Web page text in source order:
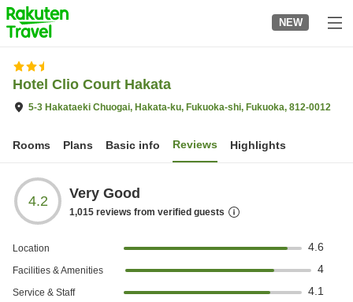
to
top
page
NEW
Hotel Clio Court Hakata
5-3 Hakataeki Chuogai, Hakata-ku, Fukuoka-shi, Fukuoka, 812-0012
Rooms Plans Basic info Reviews Highlights
4.2 Very Good
1,015 reviews from verified guests
Location 4.6
Facilities & Amenities 4
Service & Staff 4.1